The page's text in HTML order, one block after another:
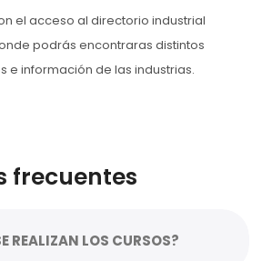
el acceso al directorio industrial
podrás encontraras distintos
e información de las industrias.
frecuentes
REALIZAN LOS CURSOS?